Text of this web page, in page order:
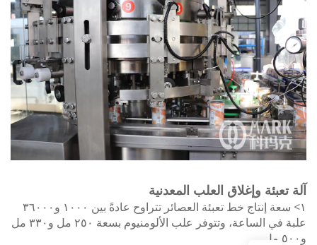
وإغلاق العلب المعدنية
١> سعة إنتاج خط تعبئة العصائر تتراوح عادةً بين ١٠٠٠ و٣٦٠٠٠
علبة في الساعة، وتتوفر علب الألومنيوم بسعة ٢٥٠ مل و٣٣٠ مل